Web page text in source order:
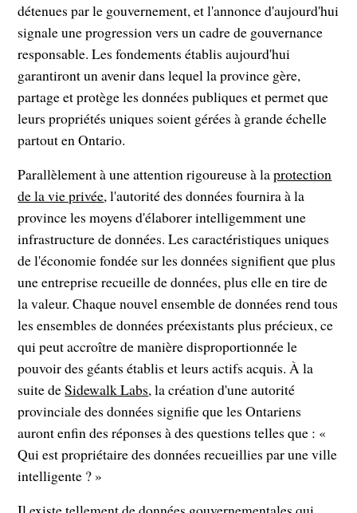
détenues par le gouvernement, et l'annonce d'aujourd'hui
signale une progression vers un cadre de gouvernance
responsable. Les fondements établis aujourd'hui
garantiront un avenir dans lequel la province gère,
partage et protège les données publiques et permet que
leurs propriétés uniques soient gérées à grande échelle
partout en Ontario.
Parallèlement à une attention rigoureuse à laprotection
de la vie privée, l'autorité des données fournira à la
province les moyens d'élaborer intelligemment une
infrastructure de données. Les caractéristiques uniques
de l'économie fondée sur les données signifient que plus
une entreprise recueille de données, plus elle en tire de
la valeur. Chaque nouvel ensemble de données rend tous
les ensembles de données préexistants plus précieux, ce
qui peut accroître de manière disproportionnée le
pouvoir des géants établis et leurs actifs acquis. À la
suite deSidewalk Labs, la création d'une autorité
provinciale des données signifie que les Ontariens
auront enfin des réponses à des questions telles que : «
Qui est propriétaire des données recueillies par une ville
intelligente ? »